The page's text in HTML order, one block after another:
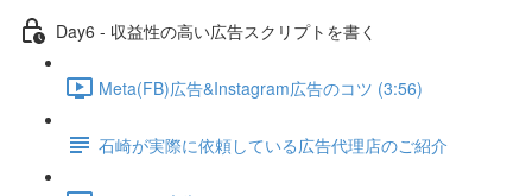
Day6 - 収益性の高い広告スクリプトを書く
Meta(FB)広告&Instagram広告のコツ (3:56)
石崎が実際に依頼している広告代理店のご紹介